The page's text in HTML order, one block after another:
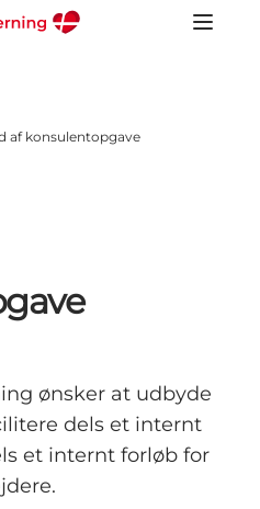
af konsulentopgave
ønsker at udbyde
dels et internt
et internt forløb for